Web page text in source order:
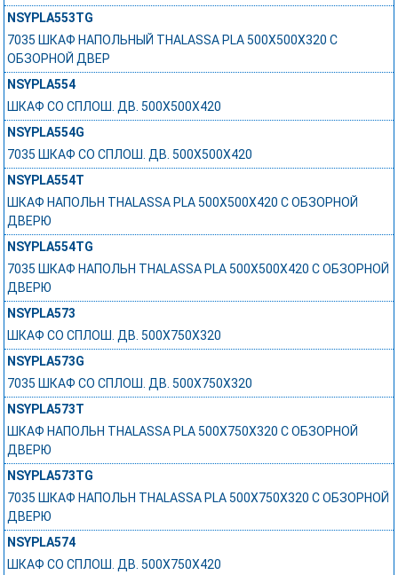
NSYPLA553TG
7035 ШКАФ НАПОЛЬНЫЙ THALASSA PLA 500X500X320 C
ОБЗОРНОЙ ДВЕР
NSYPLA554
ШКАФ СО СПЛОШ. ДВ. 500Х500Х420
NSYPLA554G
7035 ШКАФ СО СПЛОШ. ДВ. 500Х500Х420
NSYPLA554T
ШКАФ НАПОЛЬН THALASSA PLA 500X500X420 C ОБЗОРНОЙ
ДВЕРЮ
NSYPLA554TG
7035 ШКАФ НАПОЛЬН THALASSA PLA 500X500X420 C ОБЗОРНОЙ
ДВЕРЮ
NSYPLA573
ШКАФ СО СПЛОШ. ДВ. 500Х750Х320
NSYPLA573G
7035 ШКАФ СО СПЛОШ. ДВ. 500Х750Х320
NSYPLA573T
ШКАФ НАПОЛЬН THALASSA PLA 500X750X320 C ОБЗОРНОЙ
ДВЕРЮ
NSYPLA573TG
7035 ШКАФ НАПОЛЬН THALASSA PLA 500X750X320 C ОБЗОРНОЙ
ДВЕРЮ
NSYPLA574
ШКАФ СО СПЛОШ. ДВ. 500Х750Х420